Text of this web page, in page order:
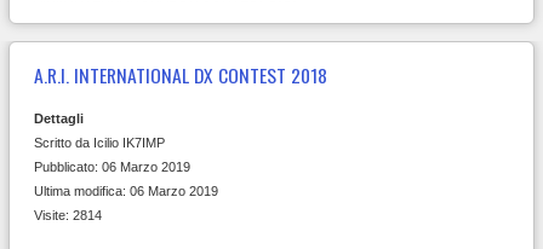
A.R.I. INTERNATIONAL DX CONTEST 2018
Dettagli
Scritto da Icilio IK7IMP
Pubblicato: 06 Marzo 2019
Ultima modifica: 06 Marzo 2019
Visite: 2814